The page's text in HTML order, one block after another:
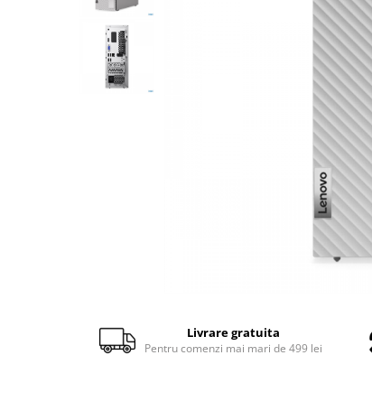
Baterii laptop
Componente REFURBISHED Laptop
Hard Disk-uri Refurbished
Accesorii Laptop
Calculatoare NOI
Calculatoare Mini NOI
Livrare gratuita
Pentru comenzi mai mari de 499 lei